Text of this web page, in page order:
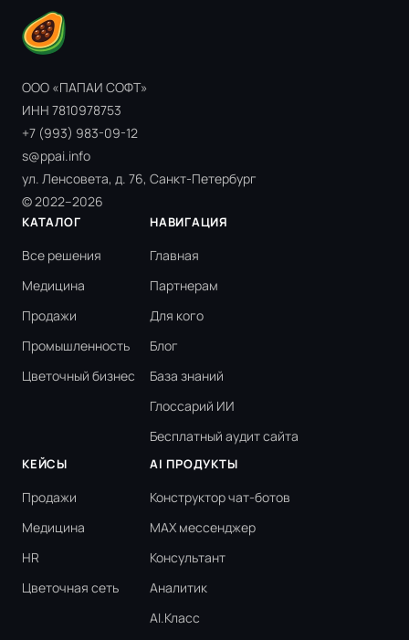
ООО «ПАПАИ СОФТ»
ИНН 7810978753
+7 (993) 983-09-12
s@ppai.info
ул. Ленсовета, д. 76, Санкт-Петербург
© 2022–2026
КАТАЛОГ
Все решения
Медицина
Продажи
Промышленность
Цветочный бизнес
НАВИГАЦИЯ
Главная
Партнерам
Для кого
Блог
База знаний
Глоссарий ИИ
Бесплатный аудит сайта
КЕЙСЫ
Продажи
Медицина
HR
Цветочная сеть
AI ПРОДУКТЫ
Конструктор чат-ботов
MAX мессенджер
Консультант
Аналитик
AI.Класс